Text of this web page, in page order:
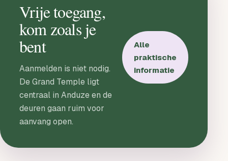
Vrije toegang,
kom zoals je
bent
Aanmelden is niet nodig.
De Grand Temple ligt
centraal in Anduze en de
deuren gaan ruim voor
aanvang open.
Alle
praktische
informatie